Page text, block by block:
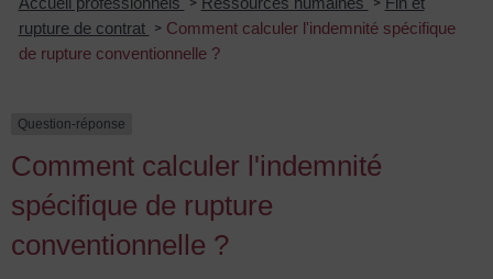
> >
rupture de contrat
> Comment calculer l'indemnité spécifique
de rupture conventionnelle ?
Question-réponse
Comment calculer l'indemnité
spécifique de rupture
conventionnelle ?